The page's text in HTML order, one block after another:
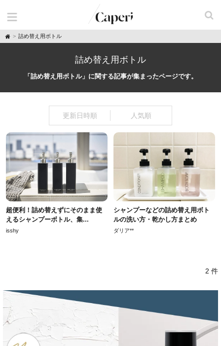
H
o
詰め替え用ボトル
詰め替え用ボトル
「詰め替え用ボトル」に関する記事が集まったページです。
更新日時順 人気順
超便利！詰め替えずにそのまま使
えるシャンプーボトル、集...
isshy
シャンプーなどの詰め替え用ボト
ルの洗い方・乾かし方まとめ
ダリア**
2 件